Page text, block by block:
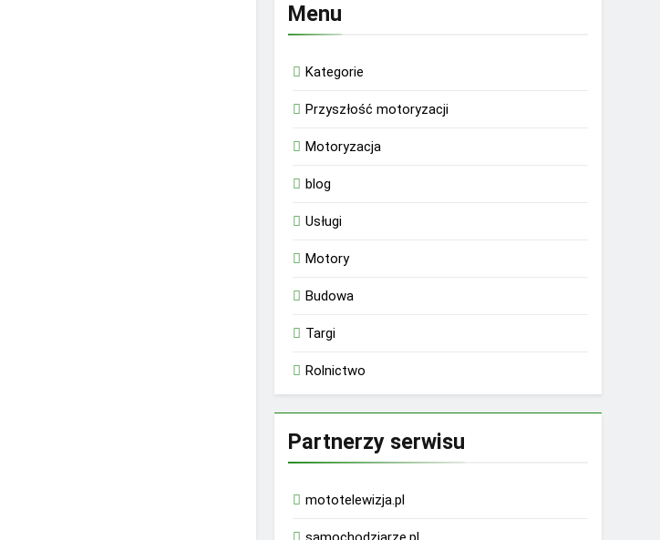
Menu
Kategorie
Przyszłość motoryzacji
Motoryzacja
blog
Usługi
Motory
Budowa
Targi
Rolnictwo
Partnerzy serwisu
mototelewizja.pl